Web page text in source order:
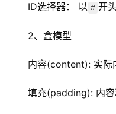
ID选择器： 以 # 开
2、盒模型
内容(content): 实际
填充(padding): 内